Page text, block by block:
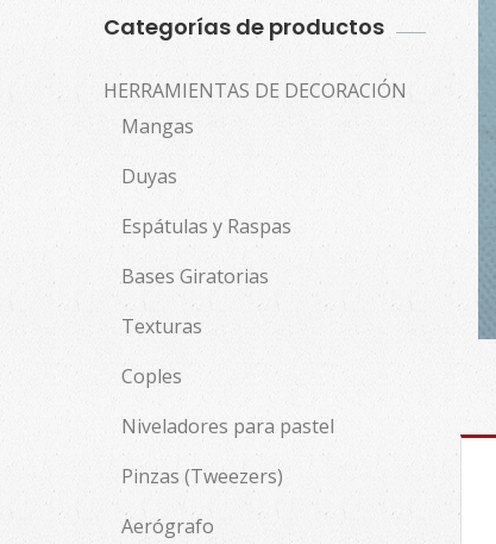
Categorías de productos
HERRAMIENTAS DE DECORACIÓN
Mangas
Duyas
Espátulas y Raspas
Bases Giratorias
Texturas
Coples
Niveladores para pastel
Pinzas (Tweezers)
Aerógrafo